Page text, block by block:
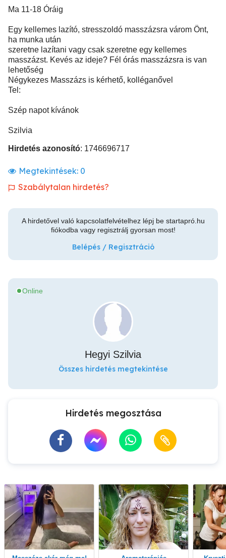
Ma 11-18 Óráig
Egy kellemes lazító, stresszoldó masszázsra várom Önt,
ha munka után
szeretne lazítani vagy csak szeretne egy kellemes
masszázst. Kevés az ideje? Fél órás masszázsra is van
lehetőség
Négykezes Masszázs is kérhető, kolléganővel
Tel:
Szép napot kívánok
Szilvia
Hirdetés azonosító: 1746696717
Megtekintések: 0
Szabálytalan hirdetés?
A hirdetővel való kapcsolatfelvételhez lépj be startapró.hu
fiókodba vagy regisztrálj gyorsan most!
Belépés / Regisztráció
Online
Hegyi Szilvia
Összes hirdetés megtekintése
Hirdetés megosztása